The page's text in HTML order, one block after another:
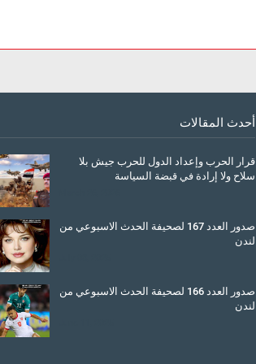
أحدث المقالات
قرار الحرب وإعداد الدول للحرب جيش بلا
سلاح ولا إرادة في قبضة السياسة
صدور العدد 167 لصحيفة الحدث الاسبوعي من
لندن
صدور العدد 166 لصحيفة الحدث الاسبوعي من
لندن